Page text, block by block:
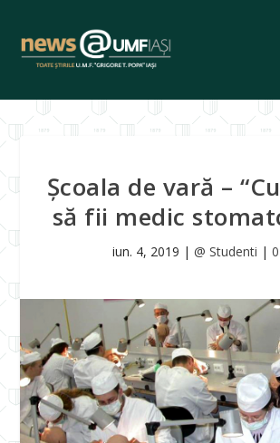
Școala de vară –
să fii medic
iun. 4, 2019 | @ Studenti | 0